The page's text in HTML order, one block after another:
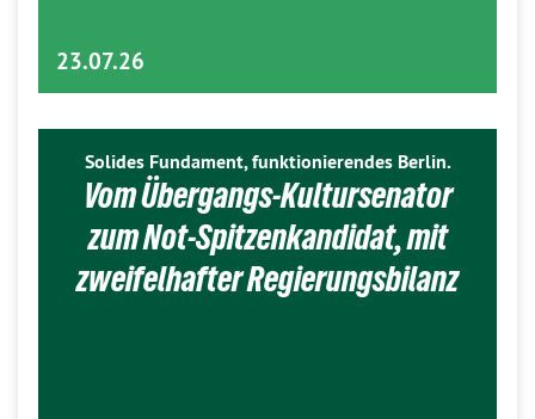
23.07.26
Solides Fundament, funktionierendes Berlin.
Vom Übergangs-Kultursenator
zum Not-Spitzenkandidat, mit
zweifelhafter Regierungsbilanz